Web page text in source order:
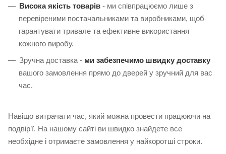
Висока якість товарів - ми співпрацюємо лише з
перевіреними постачальниками та виробниками, щоб
гарантувати тривале та ефективне використання
кожного виробу.
Зручна доставка - ми забезпечимо швидку доставку
вашого замовлення прямо до дверей у зручний для вас
час.
Навіщо витрачати час, який можна провести працюючи на
подвір’ї. На нашому сайті ви швидко знайдете все
необхідне і отримаєте замовлення у найкоротші строки.